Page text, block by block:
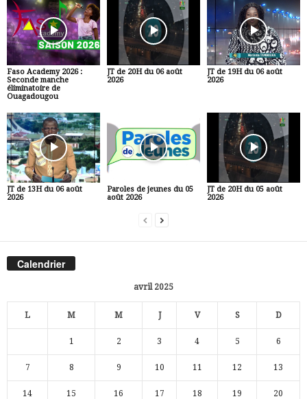
Faso Academy 2026 :
Seconde manche
éliminatoire de
Ouagadougou
JT de 20H du 06 août
2026
JT de 19H du 06 août
2026
JT de 13H du 06 août
2026
Paroles de jeunes du 05
août 2026
JT de 20H du 05 août
2026
Calendrier
avril 2025
L M M J V S D
1 2 3 4 5 6
7 8 9 10 11 12 13
14 15 16 17 18 19 20